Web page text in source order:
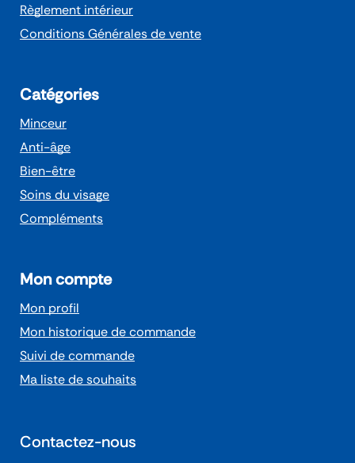
Règlement intérieur
Conditions Générales de vente
Catégories
Minceur
Anti-âge
Bien-être
Soins du visage
Compléments
Mon compte
Mon profil
Mon historique de commande
Suivi de commande
Ma liste de souhaits
Contactez-nous